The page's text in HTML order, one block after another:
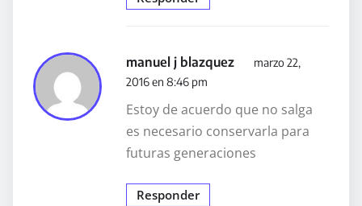
manuel j blazquez
marzo 22,
2016 en 8:46 pm
Estoy de acuerdo que no salga
es necesario conservarla para
futuras generaciones
Responder